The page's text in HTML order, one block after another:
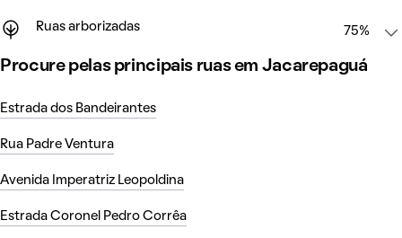
Ruas arborizadas 75%
Procure pelas principais ruas em Jacarepaguá
Estrada dos Bandeirantes
Rua Padre Ventura
Avenida Imperatriz Leopoldina
Estrada Coronel Pedro Corrêa